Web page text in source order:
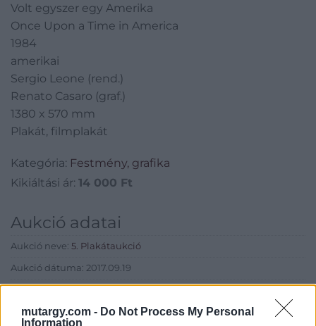
mutargy.com - Do Not Process My Personal
Information
Volt egyszer egy Amerika
Once Upon a Time in America
1984
amerikai
Sergio Leone (rend.)
Renato Casaro (graf.)
1380 x 570 mm
Plakát, filmplakát
Kategória: Festmény, grafika
Kikiáltási ár: 14 000 Ft
Aukció adatai
Aukció neve: 5. Plakátaukció
Aukció dátuma: 2017.09.19
Aukció helye: Budapest, 1052 Bécsi utca 3.